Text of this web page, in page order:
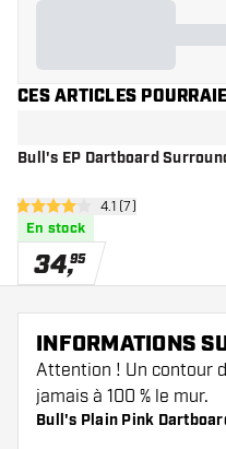
CES ARTICLES
Bull's EP Dartboard
ouvrir le panneau
4.1 étoiles de notation
4.1 (7)
En stock
34,95
INFORMATIONS
Attention ! Un contour
jamais à 100 % le mur.
Bull's Plain Pink